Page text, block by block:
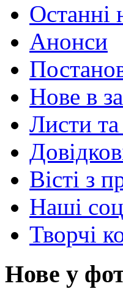
Останні
Анонси
Нове в
Листи
Вісті з
Наші
Творчі
Нове у